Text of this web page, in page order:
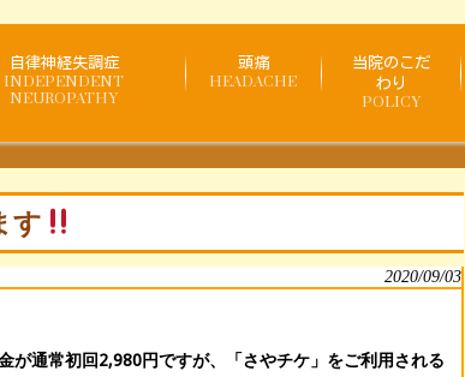
自律神経失調症
INDEPENDENT
NEUROPATHY
頭痛
HEADACHE
当院のこだ
わり
POLICY
す
2020/09/03
が通常初回2,980円ですが、「さやチケ」をご利用される